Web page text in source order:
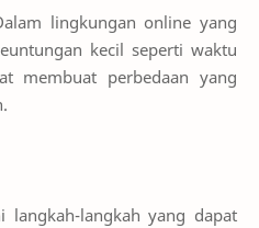
lingkungan online yang
kecil seperti waktu
membuat perbedaan yang
langkah-langkah yang dapat